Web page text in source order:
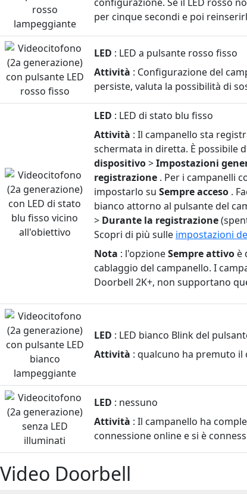
loro
significato
per
Blink
Video
campanello
batteria
per cinque secondi e poi
LED : LED a pulsante rosso fisso
Attività : Configurazione del
persiste, valuta la possibilità di
LED : LED di stato blu fisso
Attività : Il campanello sta
schermata in diretta. È possibile
dispositivo>Impostazioni
registrazione . Per i campanelli
impostarlo su Sempre acceso .
bianco attorno al pulsante del
> Durante la registrazione
Scopri di più sulle impostazioni
Nota : l'opzioneSempre attivo è
cablaggio del campanello. I
Doorbell 2K+, non supportano
LED : LED bianco Blink del
Attività : qualcuno ha premuto il
LED : nessuno
Attività : Il campanello ha
connessione online e si è
Video Doorbell